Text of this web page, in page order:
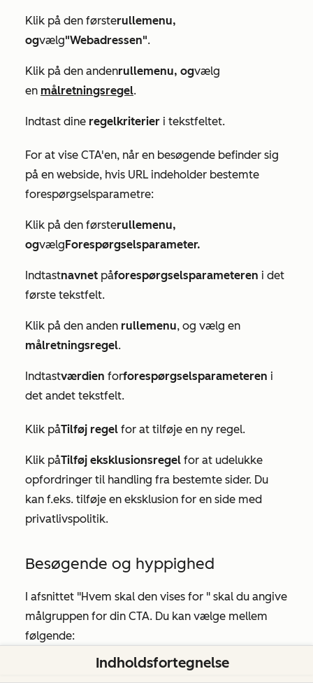
Klik på den førsterullemenu,
ogvælg"Webadressen".
Klik på den andenrullemenu, ogvælg
en målretningsregel.
Indtast dine regelkriterier i tekstfeltet.
For at vise CTA'en, når en besøgende befinder sig
på en webside, hvis URL indeholder bestemte
forespørgselsparametre:
Klik på den førsterullemenu,
ogvælg Forespørgselsparameter.
Indtastnavnet påforespørgselsparameteren i det
første tekstfelt.
Klik på den anden rullemenu, og vælg en
målretningsregel.
Indtastværdien forforespørgselsparameteren i
det andet tekstfelt.
Klik påTilføj regel for at tilføje en ny regel.
Klik påTilføj eksklusionsregel for at udelukke
opfordringer til handling fra bestemte sider. Du
kan f.eks. tilføje en eksklusion for en side med
privatlivspolitik.
Besøgende og hyppighed
afsnittet "Hvem skal den vises for " skal du angive
målgruppen for din CTA. Du kan vælge mellem
følgende:
Alle besøgende:CTA'envises for alle besøgende.
Indholdsfortegnelse